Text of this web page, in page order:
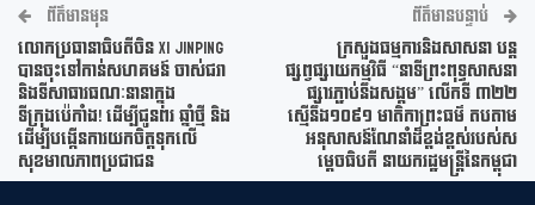
ព័ត៌មានមុន
លោកប្រធានាធិបតីចិន Xi Jinping
បានចុះទៅកាន់សហគមន៍ ចាស់ជរា
និងទីសាធារធណៈនានាក្នុង
ទីក្រុងប៉េកាំង! ដើម្បីជូនពរ ឆ្នាំថ្មី និង
ដើម្បីបង្កើនការយកចិត្តទុកលើ
សុខមាលភាពប្រជាជន
ព័ត៌មានបន្ទាប់
ក្រសួងធម្មការនិងសាសនា បន្ត
ផ្សព្វផ្សាយកម្មវិធី “នាទីព្រះពុទ្ធសាសនា
ផ្សារភ្ជាប់នឹងសង្គម” លើកទី ៣២២
ស្មើនឹង១០៩១ មាតិកាព្រះធម៌ តបតាម
អនុសាសន៍ណែនាំដ៏ខ្ពង់ខ្ពស់របស់ស
ម្តេចធិបតី នាយករដ្ឋមន្រ្តីនៃកម្ពុជា